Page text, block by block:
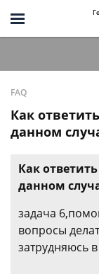
FAQ
Как
данном
Как
данном
задача
вопросы
затрудняюсь